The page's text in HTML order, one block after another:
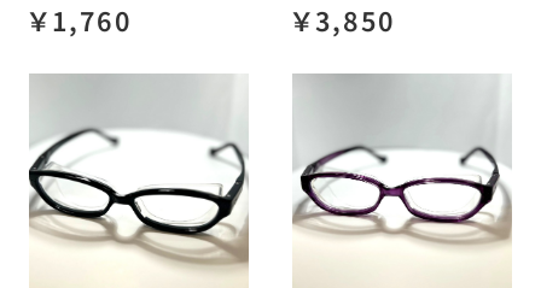
￥1,760 ￥3,850